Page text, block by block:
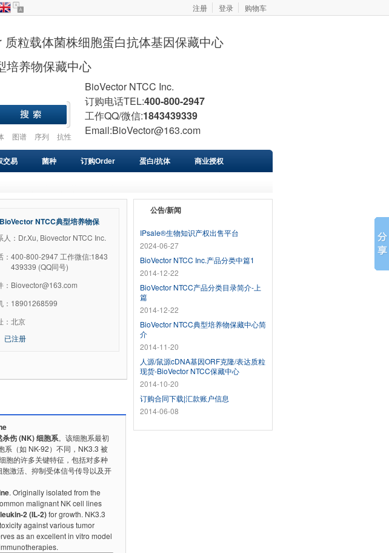
注册 登录 购物车
质粒载体菌株细胞蛋白抗体基因保藏中心
培养物保藏中心
图谱 序列
抗性
BioVector NTCC Inc.
订购电话TEL:400-800-2947
工作QQ/微信:1843439339
Email:BioVector@163.com
交易 菌种 订购Order 蛋白/抗体 商业授权
BioVector NTCC典型培养物保
人：Dr.Xu, Biovector NTCC Inc.
： 400-800-2947 工作微信:1843
439339 (QQ同号)
： Biovector@163.com
： 18901268599
： 北京
已注册
杀伤 (NK) 细胞系。该细胞系最初
系（如 NK-92）不同，NK3.3 被
胞的许多关键特征，包括对多种
激活、抑制受体信号传导以及开
. Originally isolated from the
malignant NK cell lines
2 (IL-2)for growth. NK3.3
against various tumor
as an excellent in vitro model
公告/新闻
IPsale®生物知识产权出售平台
2024-06-27
BioVector NTCC Inc.产品分类中篇1
2014-12-22
BioVector NTCC产品分类目录简介-上
篇
2014-12-22
BioVector NTCC典型培养物保藏中心简
介
2014-11-20
人源/鼠源cDNA基因ORF克隆/表达质粒
现货-BioVector NTCC保藏中心
2014-10-20
订购合同下载|汇款账户信息
2014-06-08